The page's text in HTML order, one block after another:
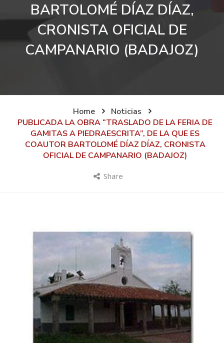
BARTOLOMÉ DÍAZ DÍAZ,
CRONISTA OFICIAL DE
CAMPANARIO (BADAJOZ)
Home
Noticias
PUBLICADA LA OBRA “TRASLADO DE LA FERIA DE
GAMITAS A PIEDRAESCRITA”, DE LA QUE ES
COAUTOR BARTOLOMÉ DÍAZ DÍAZ, CRONISTA
OFICIAL DE CAMPANARIO (BADAJOZ)
Share